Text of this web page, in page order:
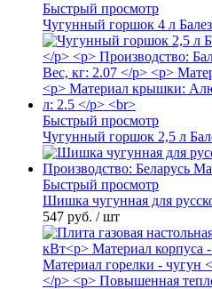
Быстрый просмотр
Чугунный горшок 4 л
Быстрый просмотр
Чугунный горшок 2,5 л
Быстрый просмотр
Шишка чугунная для
547 руб. / шт